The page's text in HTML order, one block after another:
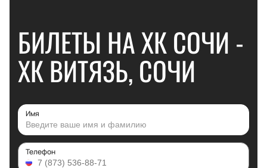
БИЛЕТЫ НА ХК СОЧИ -
ХК ВИТЯЗЬ, СОЧИ
Имя
Телефон